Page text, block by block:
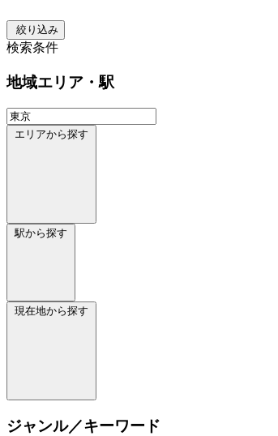
絞り込み
検索条件
地域エリア・駅
エリアから探す
駅から探す
現在地から探す
ジャンル／キーワード